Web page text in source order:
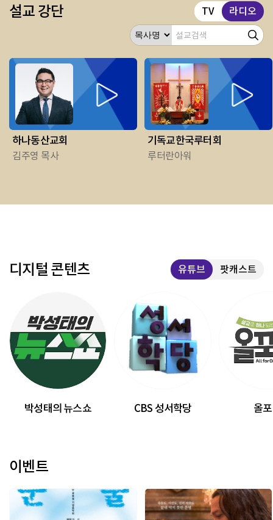
설교 강단 TV 라디오
하나동산교회
김주영 목사
기독교한국루터회
루터란아워
디지털 콘텐츠 유튜브 팟캐스트
박성태의 뉴스쇼 CBS 성서학당 올
이벤트